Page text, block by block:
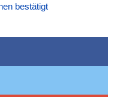
bestätigt